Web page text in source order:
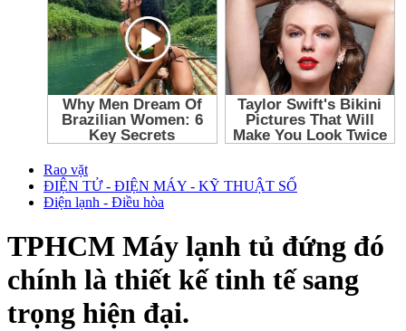
Rao vặt
ĐIỆN TỬ - ĐIỆN MÁY - KỸ THUẬT SỐ
Điện lạnh - Điều hòa
TPHCM Máy lạnh tủ đứng đó
chính là thiết kế tinh tế sang
trọng hiện đại.